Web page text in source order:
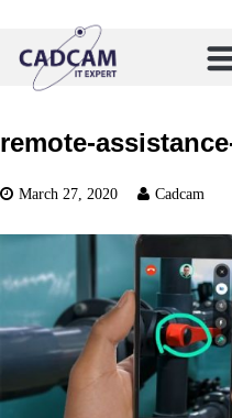
remote-
March 27, 2020 Cadcam